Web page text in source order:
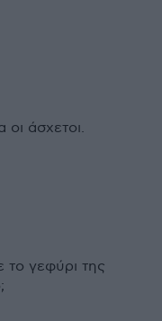
άσχετοι.
το γεφύρι της